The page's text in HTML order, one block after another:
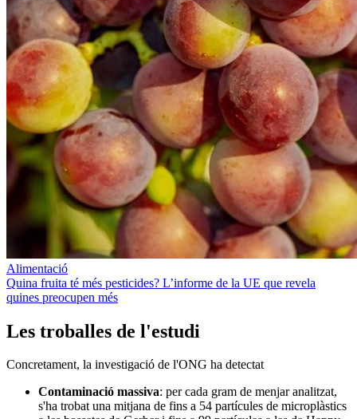
Alimentació
Quina fruita té més pesticides? L’informe de la UE que revela
quines preocupen més
Les troballes de l'estudi
Concretament, la investigació de l'ONG ha detectat
Contaminació massiva: per cada gram de menjar analitzat,
s'ha trobat una mitjana de fins a 54 partícules de microplàstics